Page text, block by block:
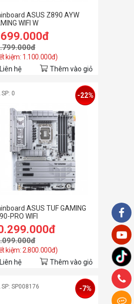
ASUS Z890 AYW
WIFI W
kiệm: 1.100.000đ)
Liên hệ Thêm vào giỏ
SP: 0
ASUS TUF GAMING
PRO WIFI
kiệm: 2.800.000đ)
-22%
Liên hệ Thêm vào giỏ
SP: SP008176 -7%